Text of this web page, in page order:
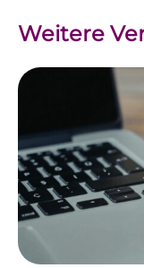
Weitere